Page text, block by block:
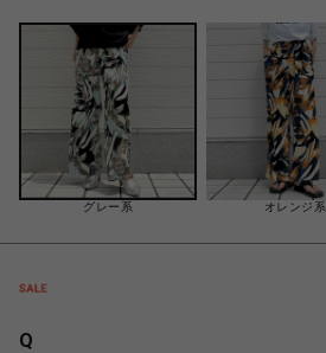
グレー系 オレンジ系
Q